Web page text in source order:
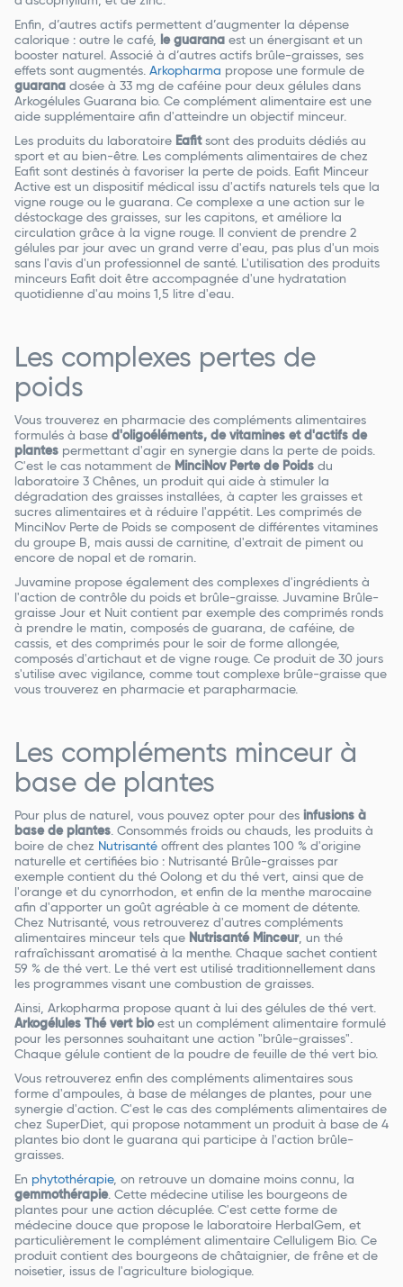
Enfin, d’autres actifs permettent d’augmenter la dépense
calorique : outre le café, le guarana est un énergisant et un
booster naturel. Associé à d’autres actifs brûle-graisses, ses
effets sont augmentés. Arkopharma propose une formule de
guarana dosée à 33 mg de caféine pour deux gélules dans
Arkogélules Guarana bio. Ce complément alimentaire est une
aide supplémentaire afin d'atteindre un objectif minceur.
Les produits du laboratoire Eafitsont des produits dédiés au
sport et au bien-être. Les compléments alimentaires de chez
Eafit sont destinés à favoriser la perte de poids. Eafit Minceur
Active est un dispositif médical issu d'actifs naturels tels que la
vigne rouge ou le guarana. Ce complexe a une action sur le
déstockage des graisses, sur les capitons, et améliore la
circulation grâce à la vigne rouge. Il convient de prendre 2
gélules par jour avec un grand verre d'eau, pas plus d'un mois
sans l'avis d'un professionnel de santé. L'utilisation des produits
minceurs Eafit doit être accompagnée d'une hydratation
quotidienne d'au moins 1,5 litre d'eau.
Les complexes pertes de
poids
Vous trouverez en pharmacie des compléments alimentaires
formulés à base d'oligoéléments, de vitamines et d'actifs de
plantes permettant d'agir en synergie dans la perte de poids.
C'est le cas notamment de MinciNov Perte de Poids du
laboratoire 3 Chênes, un produit qui aide à stimuler la
dégradation des graisses installées, à capter les graisses et
sucres alimentaires et à réduire l'appétit. Les comprimés de
MinciNov Perte de Poids se composent de différentes vitamines
du groupe B, mais aussi de carnitine, d'extrait de piment ou
encore de nopal et de romarin.
Juvamine propose également des complexes d'ingrédients à
l'action de contrôle du poids et brûle-graisse. Juvamine Brûle-
graisse Jour et Nuit contient par exemple des comprimés ronds
à prendre le matin, composés de guarana, de caféine, de
cassis, et des comprimés pour le soir de forme allongée,
composés d'artichaut et de vigne rouge. Ce produit de 30 jours
s'utilise avec vigilance, comme tout complexe brûle-graisse que
vous trouverez en pharmacie et parapharmacie.
Les compléments minceur à
base de plantes
Pour plus de naturel, vous pouvez opter pour des infusions à
base de plantes. Consommés froids ou chauds, les produits à
boire de chez Nutrisanté offrent des plantes 100 % d'origine
naturelle et certifiées bio : Nutrisanté Brûle-graisses par
exemple contient du thé Oolong et du thé vert, ainsi que de
l'orange et du cynorrhodon, et enfin de la menthe marocaine
afin d'apporter un goût agréable à ce moment de détente.
Chez Nutrisanté, vous retrouverez d'autres compléments
alimentaires minceur tels que Nutrisanté Minceur, un thé
rafraîchissant aromatisé à la menthe. Chaque sachet contient
59 % de thé vert. Le thé vert est utilisé traditionnellement dans
les programmes visant une combustion de graisses.
Ainsi, Arkopharma propose quant à lui des gélules de thé vert.
Arkogélules Thé vert bioest un complément alimentaire formulé
pour les personnes souhaitant une action "brûle-graisses".
Chaque gélule contient de la poudre de feuille de thé vert bio.
Vous retrouverez enfin des compléments alimentaires sous
forme d'ampoules, à base de mélanges de plantes, pour une
synergie d'action. C'est le cas des compléments alimentaires de
chez SuperDiet, qui propose notamment un produit à base de 4
plantes bio dont le guarana qui participe à l'action brûle-
graisses.
En phytothérapie, on retrouve un domaine moins connu, la
gemmothérapie. Cette médecine utilise les bourgeons de
plantes pour une action décuplée. C'est cette forme de
médecine douce que propose le laboratoire HerbalGem, et
particulièrement le complément alimentaire Celluligem Bio. Ce
produit contient des bourgeons de châtaignier, de frêne et de
noisetier, issus de l'agriculture biologique.